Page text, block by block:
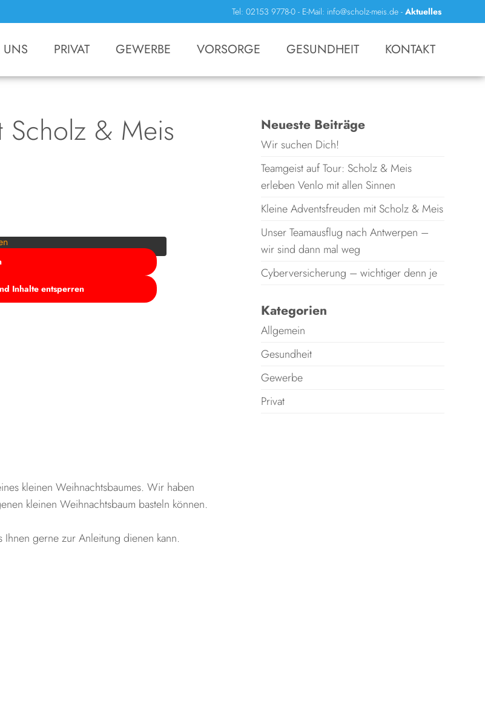
Tel: 02153 9778-0 - E-Mail: info@scholz-meis.de -Aktuelles
UNS PRIVAT GEWERBE VORSORGE GESUNDHEIT KONTAKT
Scholz & Meis
Inhalte entsperren
kleinen Weihnachtsbaumes. Wir haben
kleinen Weihnachtsbaum basteln können.
gerne zur Anleitung dienen kann.
Neueste Beiträge
Wir suchen Dich!
Teamgeist auf Tour: Scholz & Meis
erleben Venlo mit allen Sinnen
Kleine Adventsfreuden mit Scholz & Meis
Unser Teamausflug nach Antwerpen –
wir sind dann mal weg
Cyberversicherung – wichtiger denn je
Kategorien
Allgemein
Gesundheit
Gewerbe
Privat